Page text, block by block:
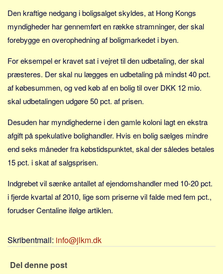
Sverige
Norge
Thailand
Italien
Grækenland
USA
Alle
Nøgleord
Bolig
Job
Virksomhed
Investering
Pension og opsparing
Forbrug
Transport
Alle
Den kraftige nedgang i boligsalget skyldes, at Hong Kongs
myndigheder har gennemført en række stramninger, der skal
forebygge en overophedning af boligmarkedet i byen.
For eksempel er kravet sat i vejret til den udbetaling, der skal
præsteres. Der skal nu lægges en udbetaling på mindst 40 pct.
af købesummen, og ved køb af en bolig til over DKK 12 mio.
skal udbetalingen udgøre 50 pct. af prisen.
Desuden har myndighederne i den gamle koloni lagt en ekstra
afgift på spekulative bolighandler. Hvis en bolig sælges mindre
end seks måneder fra købstidspunktet, skal der således betales
15 pct. i skat af salgsprisen.
Indgrebet vil sænke antallet af ejendomshandler med 10-20 pct.
i fjerde kvartal af 2010, lige som priserne vil falde med fem pct.,
forudser Centaline ifølge artiklen.
Skribentmail: info@jlkm.dk
Del denne post